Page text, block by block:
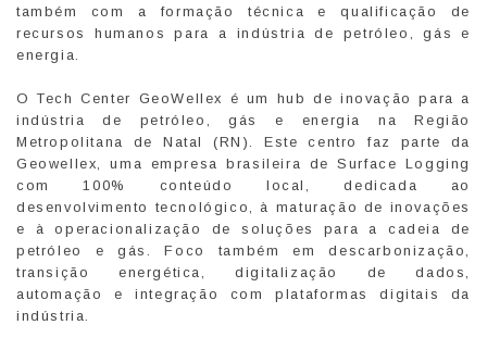
também com a formação técnica e qualificação de
recursos humanos para a indústria de petróleo, gás e
energia.
O Tech Center GeoWellex é um hub de inovação para a
indústria de petróleo, gás e energia na Região
Metropolitana de Natal (RN). Este centro faz parte da
Geowellex, uma empresa brasileira de Surface Logging
com 100% conteúdo local, dedicada ao
desenvolvimento tecnológico, à maturação de inovações
e à operacionalização de soluções para a cadeia de
petróleo e gás. Foco também em descarbonização,
transição energética, digitalização de dados,
automação e integração com plataformas digitais da
indústria.